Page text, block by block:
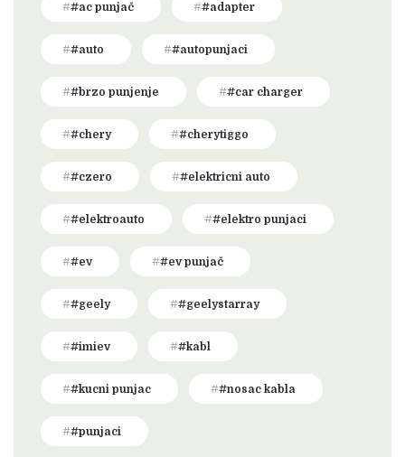
#ac punjač #adapter
#auto #autopunjaci
#brzo punjenje #car charger
#chery #cherytiggo
#czero #elektricni auto
#elektroauto #elektro punjaci
#ev #ev punjač
#geely #geelystarray
#imiev #kabl
#kucni punjac #nosac kabla
#punjaci